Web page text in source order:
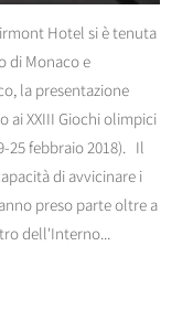
Hotel si è tenuta
di Monaco e
la presentazione
ai XXIII Giochi olimpici
25 febbraio 2018). Il
di avvicinare i
preso parte oltre a
dell'Interno...